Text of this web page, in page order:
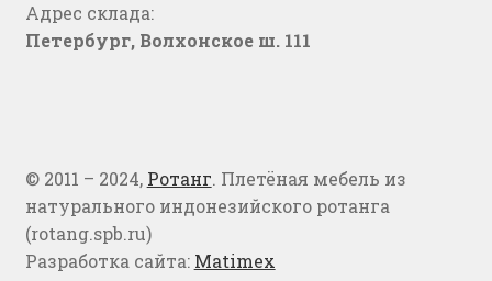
Адрес склада:
Петербург, Волхонское ш. 111
© 2011 – 2024, Ротанг. Плетёная мебель из
натурального индонезийского ротанга
(rotang.spb.ru)
Разработка сайта: Matimex